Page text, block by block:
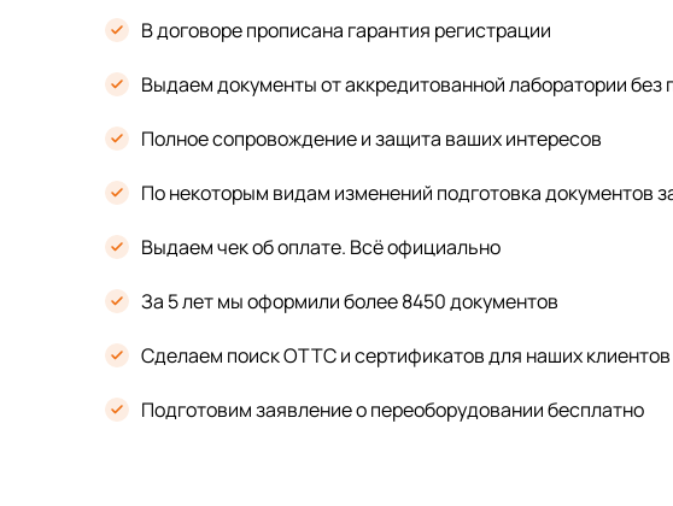
В договоре прописана гарантия регистрации
Выдаем документы от аккредитованной лаборатории без
Полное сопровождение и защита ваших интересов
По некоторым видам изменений подготовка документов
Выдаем чек об оплате. Всё официально
За 5 лет мы оформили более 8450 документов
Сделаем поиск ОТТС и сертификатов для наших
Подготовим заявление о переоборудовании бесплатно